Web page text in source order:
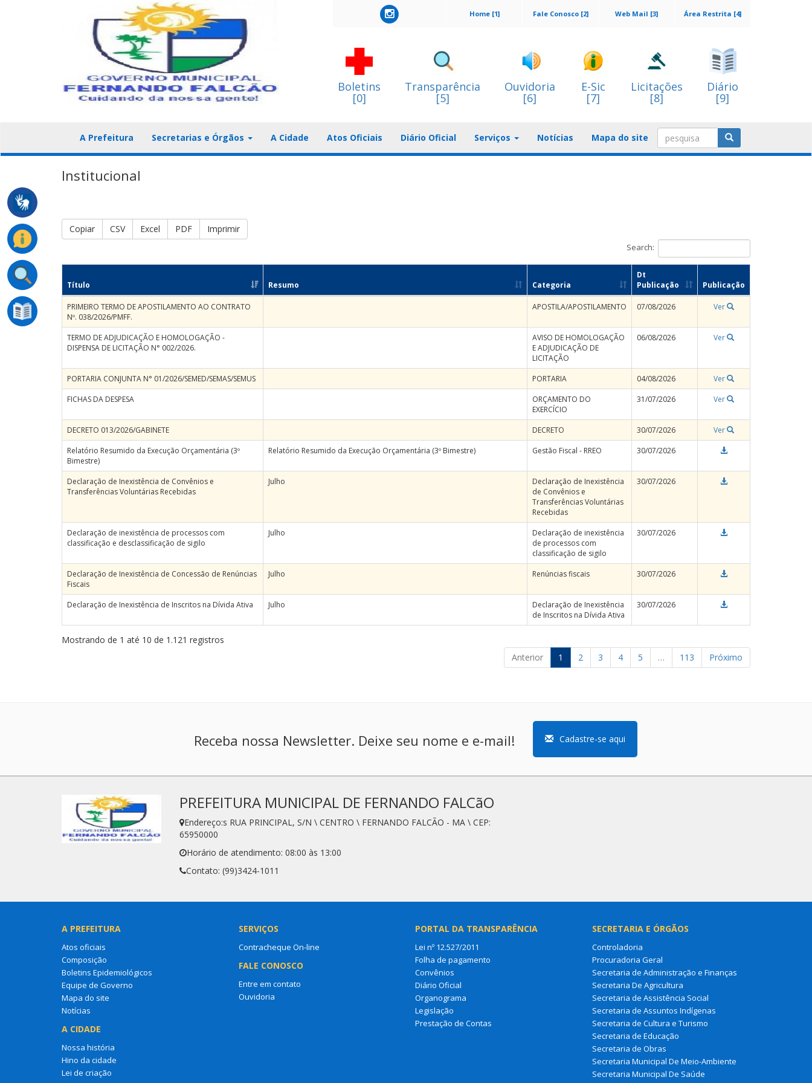
Área Restrita [4]
Web Mail [3]
Fale Conosco [2]
Home [1]
Boletins
[0]
Transparência
[5]
Ouvidoria
[6]
E-Sic
[7]
Licitações
[8]
Diário
[9]
A Prefeitura Secretarias e Órgãos A Cidade Atos Oficiais Diário Oficial Serviços Notícias Mapa do site
Institucional
Copiar CSV Excel PDF Imprimir
Search:
Título Resumo Categoria
Dt
Publicação
Publicação
PRIMEIRO TERMO DE APOSTILAMENTO AO CONTRATO
Nº. 038/2026/PMFF.
APOSTILA/APOSTILAMENTO 07/08/2026 Ver
TERMO DE ADJUDICAÇÃO E HOMOLOGAÇÃO -
DISPENSA DE LICITAÇÃO N° 002/2026.
AVISO DE HOMOLOGAÇÃO
E ADJUDICAÇÃO DE
LICITAÇÃO
06/08/2026 Ver
PORTARIA CONJUNTA N° 01/2026/SEMED/SEMAS/SEMUS PORTARIA 04/08/2026
Ver
FICHAS DA DESPESA
ORÇAMENTO DO
EXERCÍCIO
31/07/2026 Ver
DECRETO 013/2026/GABINETE DECRETO 30/07/2026
Ver
Relatório Resumido da Execução Orçamentária (3º
Bimestre)
Relatório Resumido da Execução Orçamentária (3º Bimestre) Gestão Fiscal - RREO 30/07/2026
Declaração de Inexistência de Convênios e
Transferências Voluntárias Recebidas
Julho
Declaração de Inexistência
de Convênios e
Transferências Voluntárias
Recebidas
30/07/2026
Declaração de inexistência de processos com
classificação e desclassificação de sigilo
Julho
Declaração de inexistência
de processos com
classificação de sigilo
30/07/2026
Declaração de Inexistência de Concessão de Renúncias
Fiscais
Julho Renúncias fiscais 30/07/2026
Declaração de Inexistência de Inscritos na Dívida Ativa Julho
Declaração de Inexistência
de Inscritos na Dívida Ativa
30/07/2026
Mostrando de 1 até 10 de 1.121 registros
Anterior
1 2 3 4 5 … 113 Próximo
Receba nossa Newsletter. Deixe seu nome e e-mail! Cadastre-se aqui
PREFEITURA MUNICIPAL DE FERNANDO FALCãO
Endereço:s RUA PRINCIPAL, S/N \ CENTRO \ FERNANDO FALCÃO - MA \ CEP:
65950000
Horário de atendimento: 08:00 às 13:00
Contato: (99)3424-1011
A PREFEITURA
Atos oficiais
Composição
Boletins Epidemiológicos
Equipe de Governo
Mapa do site
Notícias
A CIDADE
Nossa história
Hino da cidade
Lei de criação
SERVIÇOS
Contracheque On-line
FALE CONOSCO
Entre em contato
Ouvidoria
PORTAL DA TRANSPARÊNCIA
Lei nº 12.527/2011
Folha de pagamento
Convênios
Diário Oficial
Organograma
Legislação
Prestação de Contas
SECRETARIA E ÓRGÃOS
Controladoria
Procuradoria Geral
Secretaria de Administração e Finanças
Secretaria De Agricultura
Secretaria de Assistência Social
Secretaria de Assuntos Indígenas
Secretaria de Cultura e Turismo
Secretaria de Educação
Secretaria de Obras
Secretaria Municipal De Meio-Ambiente
Secretaria Municipal De Saúde